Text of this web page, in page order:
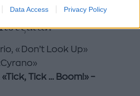
Data Access Privacy Policy
σε Ταινία –
«Don’t Look Up»
Tick … Boom!» –